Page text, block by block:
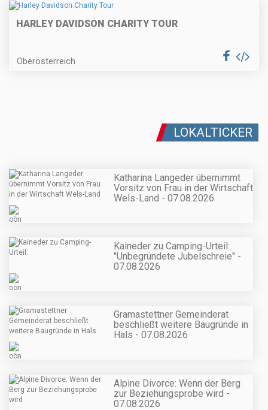
HARLEY DAVIDSON CHARITY TOUR
Oberösterreich
LOKALTICKER
Katharina Langeder übernimmt
Vorsitz von Frau in der Wirtschaft
Wels-Land - 07.08.2026
Kaineder zu Camping-Urteil:
"Unbegründete Jubelschreie" -
07.08.2026
Gramastettner Gemeinderat
beschließt weitere Baugründe in
Hals - 07.08.2026
Alpine Divorce: Wenn der Berg
zur Beziehungsprobe wird -
07.08.2026